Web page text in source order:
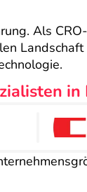
Als
Landschaft